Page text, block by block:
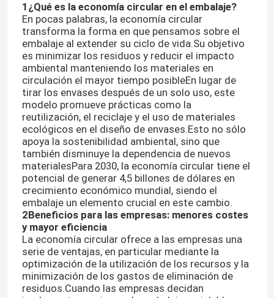
1¿Qué es la economía circular en el embalaje?
En pocas palabras, la economía circular
transforma la forma en que pensamos sobre el
embalaje al extender su ciclo de vida.Su objetivo
es minimizar los residuos y reducir el impacto
ambiental manteniendo los materiales en
circulación el mayor tiempo posibleEn lugar de
tirar los envases después de un solo uso, este
modelo promueve prácticas como la
reutilización, el reciclaje y el uso de materiales
ecológicos en el diseño de envases.Esto no sólo
apoya la sostenibilidad ambiental, sino que
también disminuye la dependencia de nuevos
materialesPara 2030, la economía circular tiene el
potencial de generar 4,5 billones de dólares en
crecimiento económico mundial, siendo el
embalaje un elemento crucial en este cambio.
2Beneficios para las empresas: menores costes
y mayor eficiencia
La economía circular ofrece a las empresas una
serie de ventajas, en particular mediante la
optimización de la utilización de los recursos y la
minimización de los gastos de eliminación de
residuos.Cuando las empresas decidan